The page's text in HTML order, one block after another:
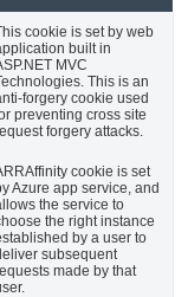
cookie is set by web
built in
MVC
This is an
forgery cookie used
preventing cross site
forgery attacks.
cookie is set
Azure app service, and
the service to
the right instance
by a user to
subsequent
made by that